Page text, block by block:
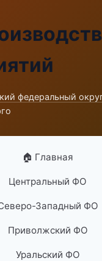
федеральный
🏠 Главная
Центральный ФО
Западный ФО
Приволжский ФО
Уральский ФО